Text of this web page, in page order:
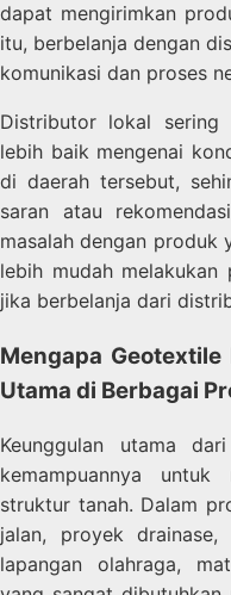
dapat mengirimkan
itu, berbelanja dengan
komunikasi dan proses
Distributor lokal sering
lebih baik mengenai
di daerah tersebut,
saran atau
masalah dengan produk
lebih mudah melakukan
jika berbelanja dari
Mengapa
Utama di Berbagai
Keunggulan utama
kemampuannya untuk
struktur tanah. Dalam
jalan, proyek
lapangan olahraga,